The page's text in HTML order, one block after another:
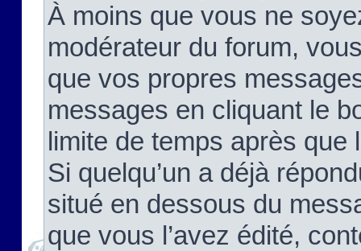
À moins que vous ne
modérateur du forum,
que vos propres
messages en cliquant le
limite de temps après que
Si quelqu’un a déjà
situé en dessous du
que vous l’avez édité,